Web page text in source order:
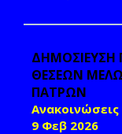
ΔΗΜΟΣΙΕΥΣΗ
ΘΕΣΕΩΝ
ΠΑΤΡΩΝ
9 Φεβ 2026